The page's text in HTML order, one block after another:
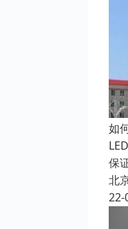
如
保
北
22-